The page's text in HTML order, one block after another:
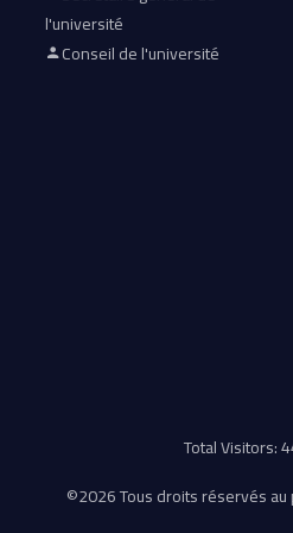
l'université
Conseil de l'université
Total Visitors:
©2026 Tous droits réservés